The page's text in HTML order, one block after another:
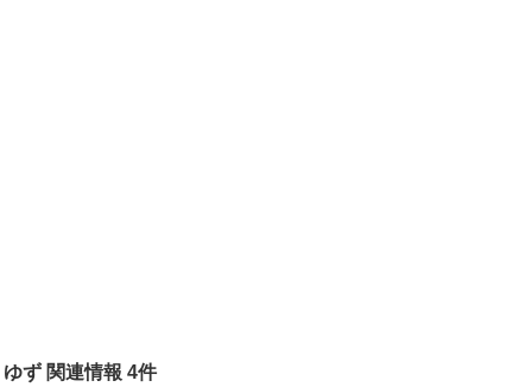
ゆず 関連情報 4件